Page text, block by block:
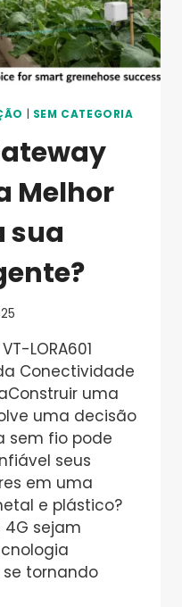
SEM CATEGORIA
Melhor
sua
LORA601
Conectividade
uma
uma decisão
sem fio pode
seus
em uma
e plástico?
4G sejam
tornando